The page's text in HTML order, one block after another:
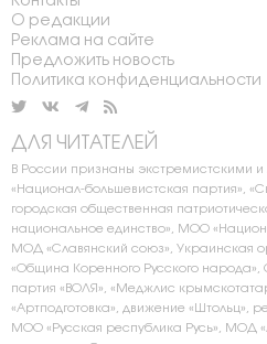
О редакции
Реклама на сайте
Предложить новость
Политика конфиденциальности
ДЛЯ ЧИТАТЕЛЕЙ
В России признаны экстремистскими
«Национал-большевистская партия»,
городская общественная
национальное единство», МОО
МОД «Славянский союз», Украинская
«Община Коренного Русского
партия «ВОЛЯ», «Меджлис
«Артподготовка», движение «Штольц»,
МОО «Русская республика Русь», МОД